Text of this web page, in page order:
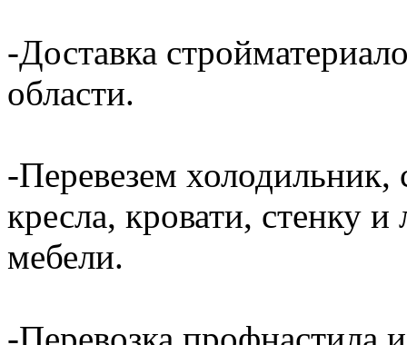
-Доставка
области.
-Перевезем
кресла, кровати, стенку
мебели.